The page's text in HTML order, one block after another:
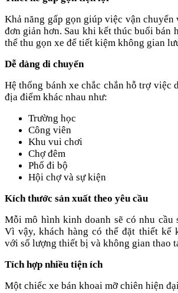
Khả năng gấp gọn giúp việc vận chuyển
đơn giản hơn. Sau khi kết thúc buổi bán
thể thu gọn xe để tiết kiệm không gian
Dễ dàng di chuyển
Hệ thống bánh xe chắc chắn hỗ trợ việc
địa điểm khác nhau như:
Trường học
Công viên
Khu vui chơi
Chợ đêm
Phố đi bộ
Hội chợ và sự kiện
Kích thước sản xuất theo yêu cầu
Mỗi mô hình kinh doanh sẽ có nhu cầu
Vì vậy, khách hàng có thể đặt thiết kế
với số lượng thiết bị và không gian thao
Tích hợp nhiều tiện ích
Một chiếc xe bán khoai mỡ chiên hiện